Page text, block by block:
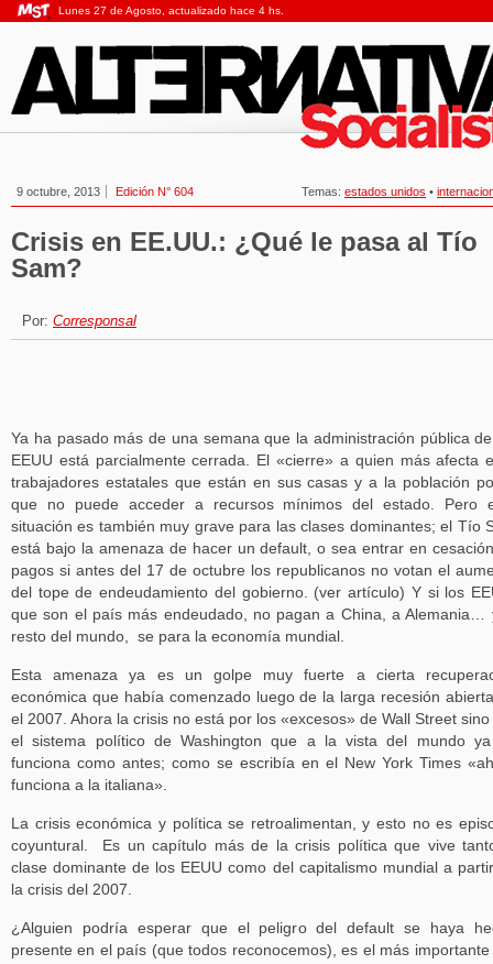
Lunes 27 de Agosto, actualizado hace 4 hs.
9 octubre, 2013 Edición N° 604 Temas: estados unidos •
Crisis en EE.UU.: ¿Qué le pasa al Tío
Sam?
Por: Corresponsal
Ya ha pasado más de una semana que la administración pública
EEUU está parcialmente cerrada. El «cierre» a quien más afecta
trabajadores estatales que están en sus casas y a la población
que no puede acceder a recursos mínimos del estado. Pero
situación es también muy grave para las clases dominantes; el Tío
está bajo la amenaza de hacer un default, o sea entrar en
pagos si antes del 17 de octubre los republicanos no votan el
del tope de endeudamiento del gobierno. (ver artículo) Y si los
que son el país más endeudado, no pagan a China, a Alemania…
resto del mundo, se para la economía mundial.
Esta amenaza ya es un golpe muy fuerte a cierta
económica que había comenzado luego de la larga recesión
el 2007. Ahora la crisis no está por los «excesos» de Wall Street
el sistema político de Washington que a la vista del mundo
funciona como antes; como se escribía en el New York Times
funciona a la italiana».
La crisis económica y política se retroalimentan, y esto no es
coyuntural. Es un capítulo más de la crisis política que vive
clase dominante de los EEUU como del capitalismo mundial a
la crisis del 2007.
¿Alguien podría esperar que el peligro del default se haya
presente en el país (que todos reconocemos), es el más importante